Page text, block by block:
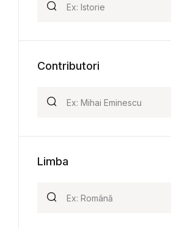
Contributori
Limba